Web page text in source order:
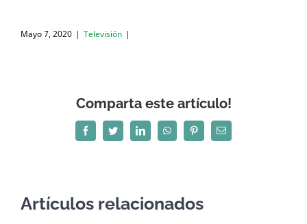
Mayo 7, 2020 | Televisión |
Comparta este artículo!
FacebookTwitterLinkedInWhatsAppPinterestCorreo
electrónico
Artículos relacionados